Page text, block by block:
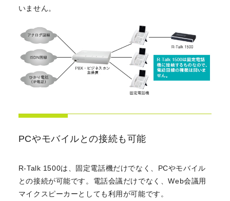
いません。
PCやモバイルとの接続も可能
R-Talk 1500は、固定電話機だけでなく、PCやモバイル
との接続が可能です。電話会議だけでなく、Web会議用
マイクスピーカーとしても利用が可能です。